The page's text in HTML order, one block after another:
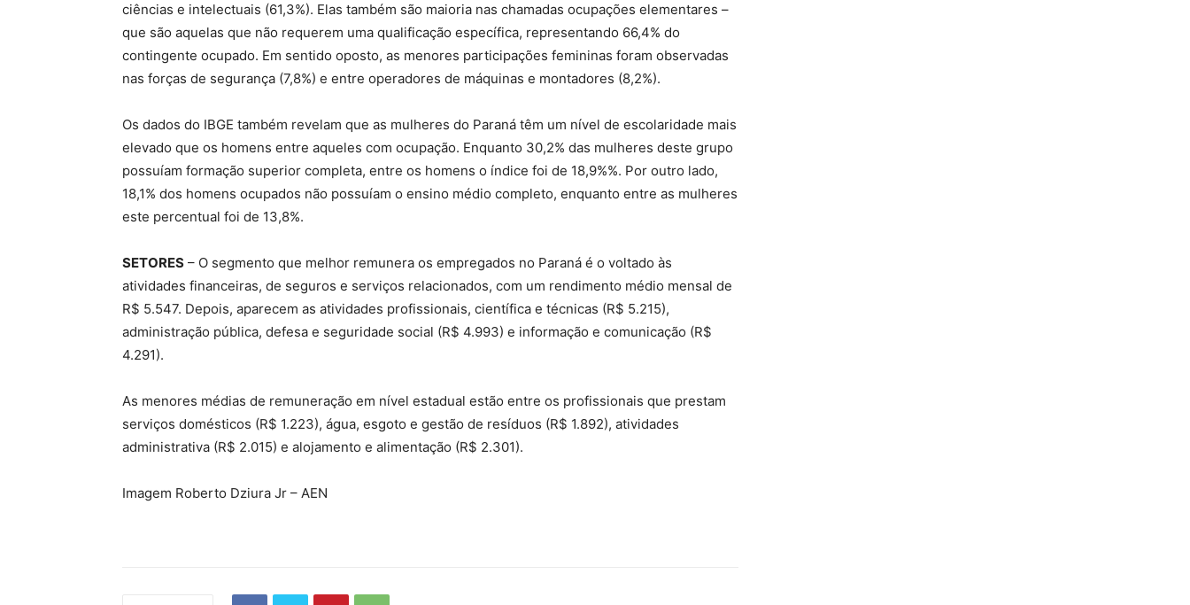
ciências e intelectuais (61,3%). Elas também são maioria nas chamadas ocupações elementares –
que são aquelas que não requerem uma qualificação específica, representando 66,4% do
contingente ocupado. Em sentido oposto, as menores participações femininas foram observadas
nas forças de segurança (7,8%) e entre operadores de máquinas e montadores (8,2%).
Os dados do IBGE também revelam que as mulheres do Paraná têm um nível de escolaridade mais
elevado que os homens entre aqueles com ocupação. Enquanto 30,2% das mulheres deste grupo
possuíam formação superior completa, entre os homens o índice foi de 18,9%%. Por outro lado,
18,1% dos homens ocupados não possuíam o ensino médio completo, enquanto entre as mulheres
este percentual foi de 13,8%.
SETORES – O segmento que melhor remunera os empregados no Paraná é o voltado às
atividades financeiras, de seguros e serviços relacionados, com um rendimento médio mensal de
R$ 5.547. Depois, aparecem as atividades profissionais, científica e técnicas (R$ 5.215),
administração pública, defesa e seguridade social (R$ 4.993) e informação e comunicação (R$
4.291).
As menores médias de remuneração em nível estadual estão entre os profissionais que prestam
serviços domésticos (R$ 1.223), água, esgoto e gestão de resíduos (R$ 1.892), atividades
administrativa (R$ 2.015) e alojamento e alimentação (R$ 2.301).
Imagem Roberto Dziura Jr – AEN